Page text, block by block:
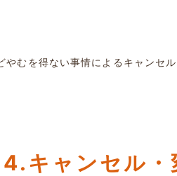
やむを得ない事情によるキャンセ
4.キャンセル・